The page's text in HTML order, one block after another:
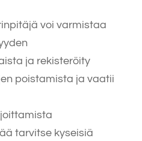
voi varmistaa
ja rekisteröity
poistamista ja vaatii
tarvitse kyseisiä